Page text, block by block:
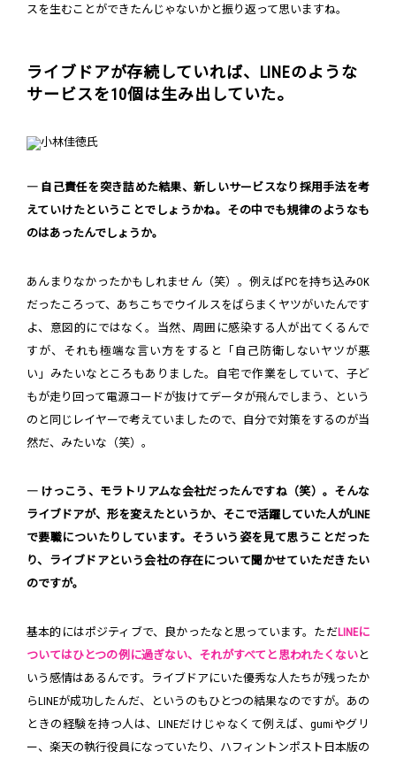
スを生むことができたんじゃないかと振り返って思いますね。
ライブドアが存続していれば、LINEのような
サービスを10個は生み出していた。
― 自己責任を突き詰めた結果、新しいサービスなり採用手法を考
えていけたということでしょうかね。その中でも規律のようなも
のはあったんでしょうか。
あんまりなかったかもしれません（笑）。例えばPCを持ち込みOK
だったころって、あちこちでウイルスをばらまくヤツがいたんです
よ、意図的にではなく。当然、周囲に感染する人が出てくるんで
すが、それも極端な言い方をすると「自己防衛しないヤツが悪
い」みたいなところもありました。自宅で作業をしていて、子ど
もが走り回って電源コードが抜けてデータが飛んでしまう、という
のと同じレイヤーで考えていましたので、自分で対策をするのが当
然だ、みたいな（笑）。
― けっこう、モラトリアムな会社だったんですね（笑）。そんな
ライブドアが、形を変えたというか、そこで活躍していた人がLINE
で要職についたりしています。そういう姿を見て思うことだった
り、ライブドアという会社の存在について聞かせていただきたい
のですが。
基本的にはポジティブで、良かったなと思っています。ただLINEに
ついてはひとつの例に過ぎない、それがすべてと思われたくない と
いう感情はあるんです。ライブドアにいた優秀な人たちが残ったか
らLINEが成功したんだ、というのもひとつの結果なのですが。あの
ときの経験を持つ人は、LINEだけじゃなくて例えば、gumiやグリ
ー、楽天の執行役員になっていたり、ハフィントンポスト日本版の